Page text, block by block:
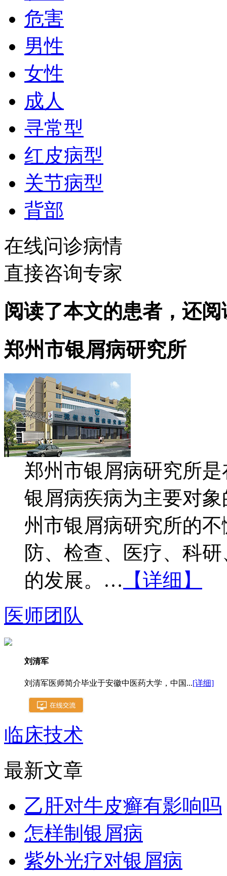
危害
男性
女性
成人
寻常型
红皮病型
关节病型
背部
在线问诊病情
直接咨询专家
阅读了本文的患者，还
郑州市银屑病研究所
郑州市银屑病研究所
银屑病疾病为主要对
州市银屑病研究所的
防、检查、医疗、科
的发展。… 【详细】
医师团队
刘清军
刘清军医师简介毕业于安徽中医药大学，中国...[详细]
临床技术
最新文章
乙肝对牛皮癣有影响吗
怎样制银屑病
紫外光疗对银屑病